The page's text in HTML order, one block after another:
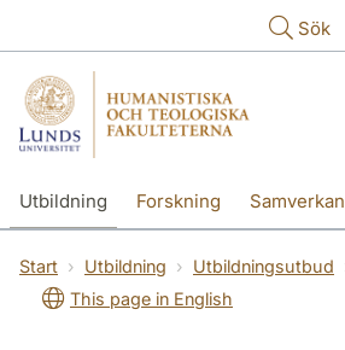
Sök
Utbildning Forskning Samverkan
Start Utbildning Utbildningsutbud
This page in English